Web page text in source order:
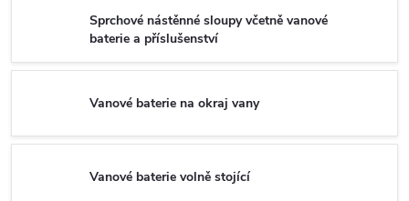
Sprchové nástěnné sloupy včetně vanové
baterie a příslušenství
Vanové baterie na okraj vany
Vanové baterie volně stojící